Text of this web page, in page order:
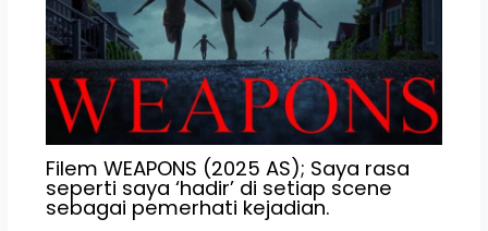
Filem WEAPONS (2025 AS); Saya rasa
seperti saya ‘hadir’ di setiap scene
sebagai pemerhati kejadian.